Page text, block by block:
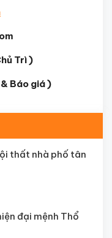
Trì )
Báo giá )
thất nhà phố tân
đại mệnh Thổ